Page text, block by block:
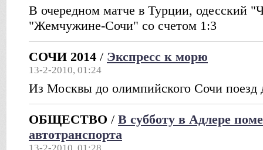
В очередном матче в Турции, одесский
"Жемчужине-Сочи" со счетом 1:3
СОЧИ 2014 / Экспресс к морю
13-2-2010, 01:24
Из Москвы до олимпийского Сочи поезд
ОБЩЕСТВО / В субботу в Адлере
автотранспорта